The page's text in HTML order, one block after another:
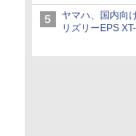
ックベースの観
ヤマハ、国内向
リズリーEPS